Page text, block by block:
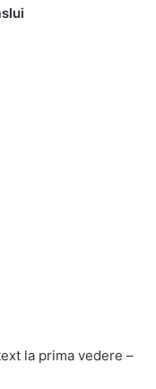
la prima vedere –